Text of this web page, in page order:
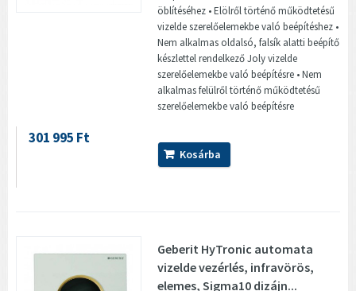
öblítéséhez • Elölről történő működtetésű
vizelde szerelőelemekbe való beépítéshez •
Nem alkalmas oldalsó, falsík alatti beépítő
készlettel rendelkező Joly vizelde
szerelőelemekbe való beépítésre • Nem
alkalmas felülről történő működtetésű
szerelőelemekbe való beépítésre
301 995 Ft
Kosárba
Geberit HyTronic automata
vizelde vezérlés, infravörös,
elemes, Sigma10 dizájn...